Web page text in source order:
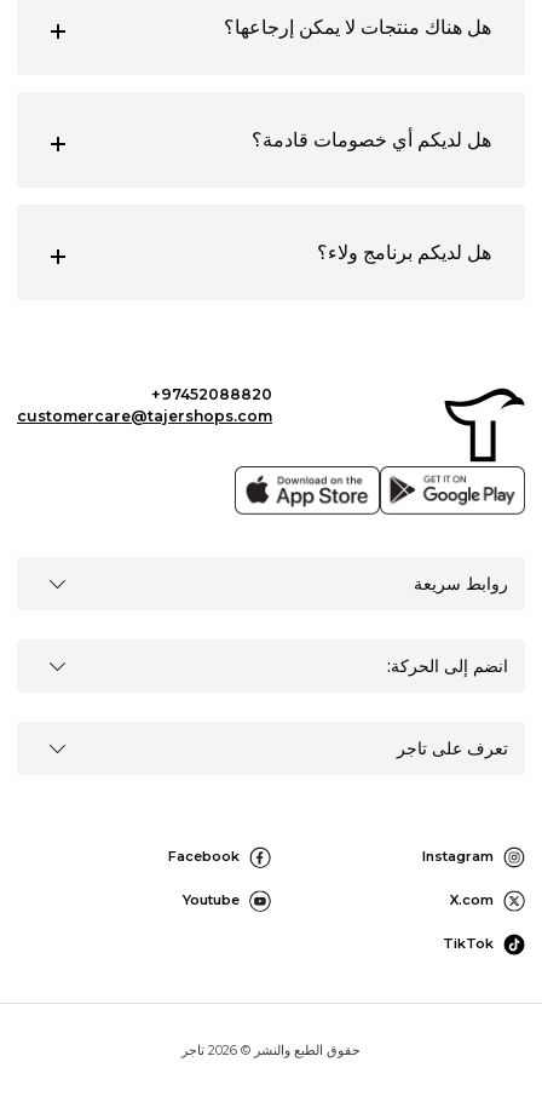
هل هناك منتجات لا يمكن إرجاعها؟
هل لديكم أي خصومات قادمة؟
هل لديكم برنامج ولاء؟
+97452088820
customercare@tajershops.com
روابط سريعة
انضم إلى الحركة:
تعرف على تاجر
Instagram
Facebook
X.com
Youtube
TikTok
حقوق الطبع والنشر © 2026 تاجر